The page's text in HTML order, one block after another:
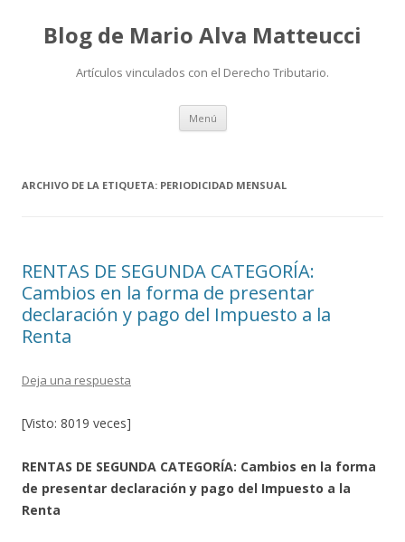
Blog de Mario Alva Matteucci
Artículos vinculados con el Derecho Tributario.
Menú Ir
contenido
ARCHIVO DE LA ETIQUETA: PERIODICIDAD MENSUAL
RENTAS DE SEGUNDA CATEGORÍA:
Cambios en la forma de presentar
declaración y pago del Impuesto a la
Renta
Deja una respuesta
[Visto: 8019 veces]
RENTAS DE SEGUNDA CATEGORÍA: Cambios en la forma
de presentar declaración y pago del Impuesto a la
Renta